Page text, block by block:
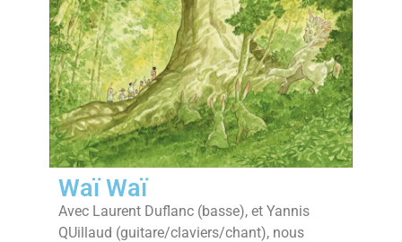
Waï Waï
Avec Laurent Duflanc (basse), et Yannis
QUillaud (guitare/claviers/chant), nous